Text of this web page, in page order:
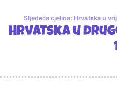
Sljedeća cjelina: Hrvatska u
Hrvatska u